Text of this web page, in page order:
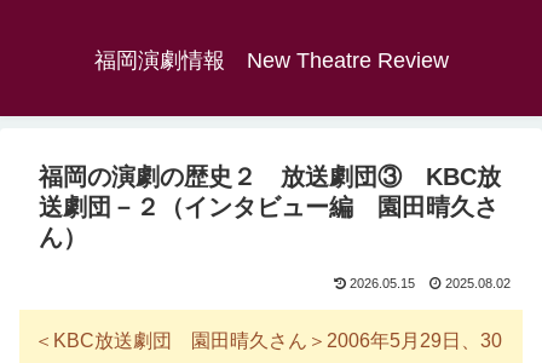
福岡演劇情報 New Theatre Review
福岡の演劇の歴史２ 放送劇団③ KBC放
送劇団－２（インタビュー編 園田晴久さ
ん）
2026.05.15 2025.08.02
＜KBC放送劇団 園田晴久さん＞2006年5月29日、30